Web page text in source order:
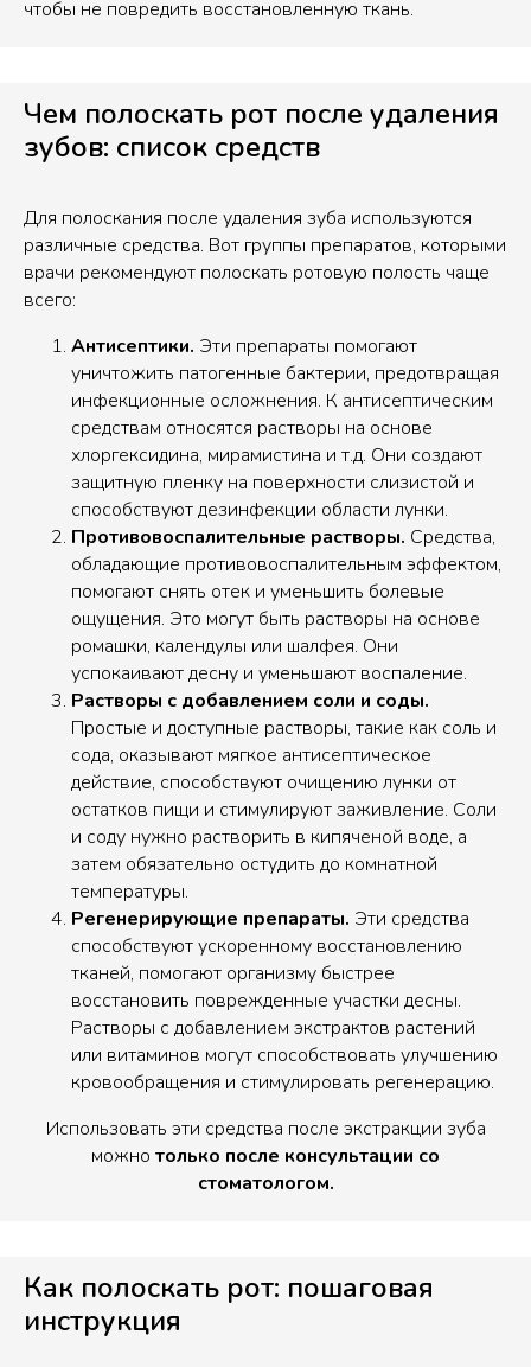
чтобы не повредить восстановленную ткань.
Чем полоскать рот после удаления
зубов: список средств
Для полоскания после удаления зуба используются
различные средства. Вот группы препаратов, которыми
врачи рекомендуют полоскать ротовую полость чаще
всего:
Антисептики. Эти препараты помогают
уничтожить патогенные бактерии, предотвращая
инфекционные осложнения. К антисептическим
средствам относятся растворы на основе
хлоргексидина, мирамистина и т.д. Они создают
защитную пленку на поверхности слизистой и
способствуют дезинфекции области лунки.
Противовоспалительные растворы. Средства,
обладающие противовоспалительным эффектом,
помогают снять отек и уменьшить болевые
ощущения. Это могут быть растворы на основе
ромашки, календулы или шалфея. Они
успокаивают десну и уменьшают воспаление.
Растворы с добавлением соли и соды.
Простые и доступные растворы, такие как соль и
сода, оказывают мягкое антисептическое
действие, способствуют очищению лунки от
остатков пищи и стимулируют заживление. Соли
и соду нужно растворить в кипяченой воде, а
затем обязательно остудить до комнатной
температуры.
Регенерирующие препараты. Эти средства
способствуют ускоренному восстановлению
тканей, помогают организму быстрее
восстановить поврежденные участки десны.
Растворы с добавлением экстрактов растений
или витаминов могут способствовать улучшению
кровообращения и стимулировать регенерацию.
Использовать эти средства после экстракции зуба
можно только после консультации со
стоматологом.
Как полоскать рот: пошаговая
инструкция